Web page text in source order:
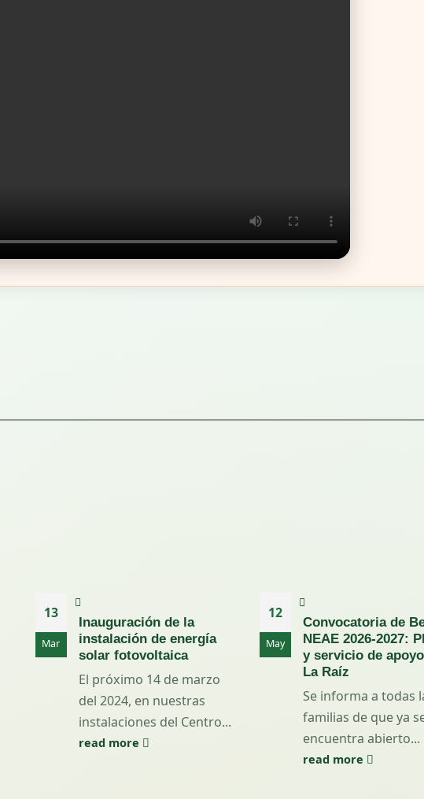
13
Mar
Inauguración de la
instalación de energía
solar fotovoltaica
El próximo 14 de marzo
del 2024, en nuestras
instalaciones del Centro...
read more
12
May
Convocatoria de
NEAE 2026-2027:
y servicio de
La Raíz
Se informa a todas
familias de que ya
encuentra abierto...
read more